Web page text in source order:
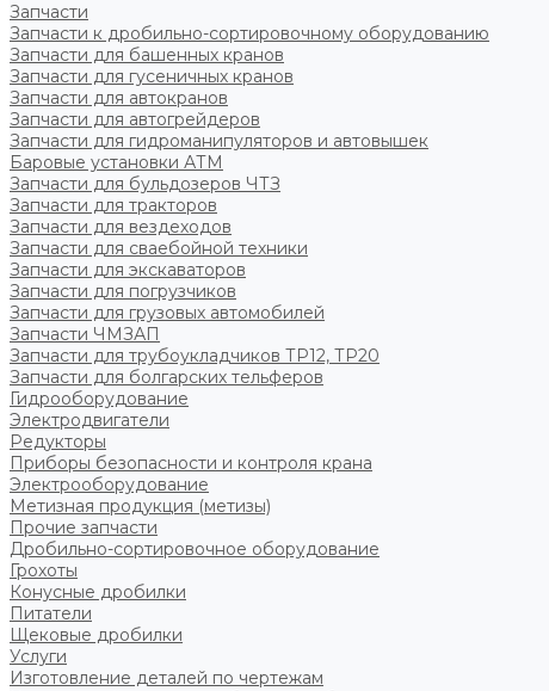
Запчасти
Запчасти к дробильно-сортировочному оборудованию
Запчасти для башенных кранов
Запчасти для гусеничных кранов
Запчасти для автокранов
Запчасти для автогрейдеров
Запчасти для гидроманипуляторов и автовышек
Баровые установки АТМ
Запчасти для бульдозеров ЧТЗ
Запчасти для тракторов
Запчасти для вездеходов
Запчасти для сваебойной техники
Запчасти для экскаваторов
Запчасти для погрузчиков
Запчасти для грузовых автомобилей
Запчасти ЧМЗАП
Запчасти для трубоукладчиков ТР12, ТР20
Запчасти для болгарских тельферов
Гидрооборудование
Электродвигатели
Редукторы
Приборы безопасности и контроля крана
Электрооборудование
Метизная продукция (метизы)
Прочие запчасти
Дробильно-сортировочное оборудование
Грохоты
Конусные дробилки
Питатели
Щековые дробилки
Услуги
Изготовление деталей по чертежам